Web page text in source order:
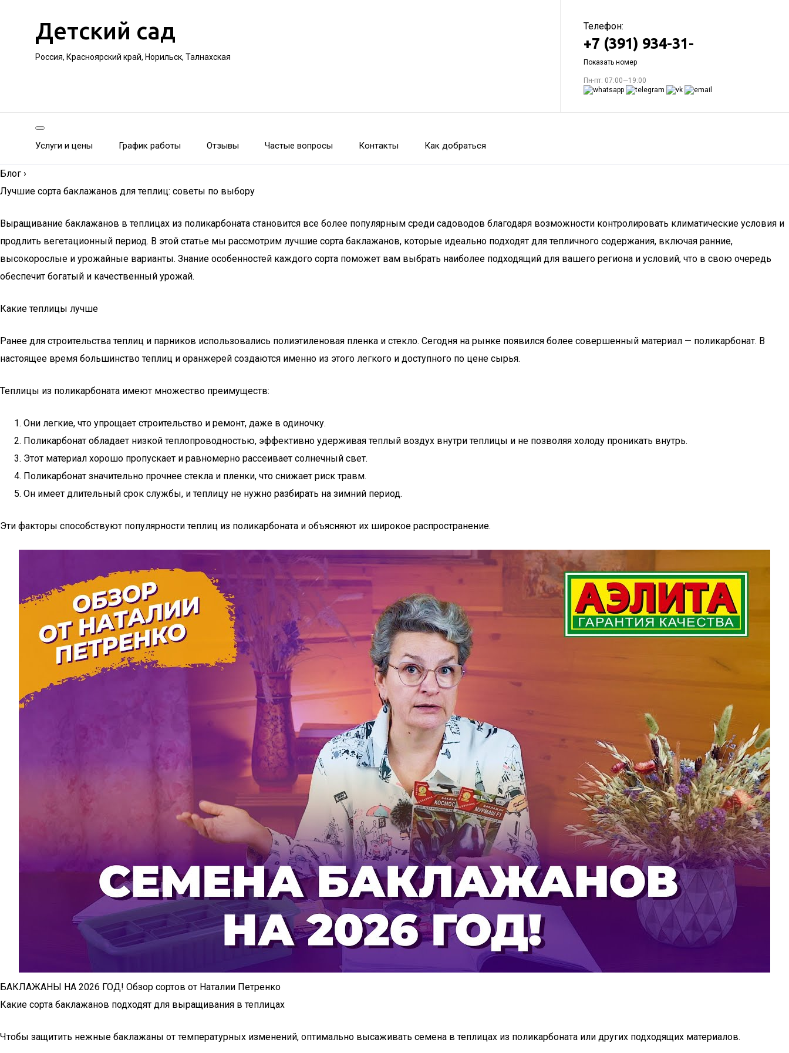
Детский сад
Россия, Красноярский край, Норильск, Талнахская
Телефон:
+7 (391) 934-31-
Показать номер
Пн-пт: 07:00—19:00
Услуги и цены График работы Отзывы Частые вопросы Контакты Как добраться
Блог ›
Лучшие сорта баклажанов для теплиц: советы по выбору
Выращивание баклажанов в теплицах из поликарбоната становится все более популярным среди садоводов благодаря возможности контролировать климатические условия и
продлить вегетационный период. В этой статье мы рассмотрим лучшие сорта баклажанов, которые идеально подходят для тепличного содержания, включая ранние,
высокорослые и урожайные варианты. Знание особенностей каждого сорта поможет вам выбрать наиболее подходящий для вашего региона и условий, что в свою очередь
обеспечит богатый и качественный урожай.
Какие теплицы лучше
Ранее для строительства теплиц и парников использовались полиэтиленовая пленка и стекло. Сегодня на рынке появился более совершенный материал — поликарбонат. В
настоящее время большинство теплиц и оранжерей создаются именно из этого легкого и доступного по цене сырья.
Теплицы из поликарбоната имеют множество преимуществ:
Они легкие, что упрощает строительство и ремонт, даже в одиночку.
Поликарбонат обладает низкой теплопроводностью, эффективно удерживая теплый воздух внутри теплицы и не позволяя холоду проникать внутрь.
Этот материал хорошо пропускает и равномерно рассеивает солнечный свет.
Поликарбонат значительно прочнее стекла и пленки, что снижает риск травм.
Он имеет длительный срок службы, и теплицу не нужно разбирать на зимний период.
Эти факторы способствуют популярности теплиц из поликарбоната и объясняют их широкое распространение.
БАКЛАЖАНЫ НА 2026 ГОД! Обзор сортов от Наталии Петренко
Какие сорта баклажанов подходят для выращивания в теплицах
Чтобы защитить нежные баклажаны от температурных изменений, оптимально высаживать семена в теплицах из поликарбоната или других подходящих материалов.